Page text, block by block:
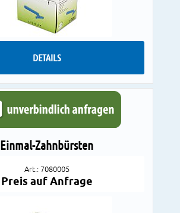
DETAILS
Einmal-Zahnbürsten
Art.: 7080005
Preis auf Anfrage